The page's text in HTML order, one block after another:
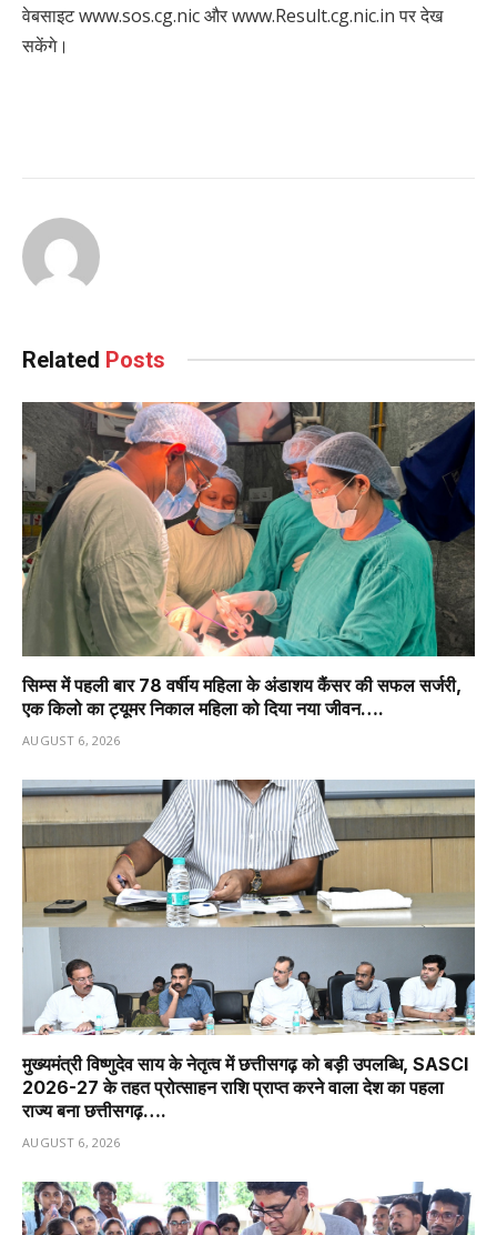
वेबसाइट www.sos.cg.nic और www.Result.cg.nic.in पर देख
सकेंगे।
Reading
Related Posts
सिम्स में पहली बार 78 वर्षीय महिला के अंडाशय कैंसर की सफल सर्जरी,
एक किलो का ट्यूमर निकाल महिला को दिया नया जीवन….
AUGUST 6, 2026
मुख्यमंत्री विष्णुदेव साय के नेतृत्व में छत्तीसगढ़ को बड़ी उपलब्धि, SASCI
2026-27 के तहत प्रोत्साहन राशि प्राप्त करने वाला देश का पहला
राज्य बना छत्तीसगढ़….
AUGUST 6, 2026